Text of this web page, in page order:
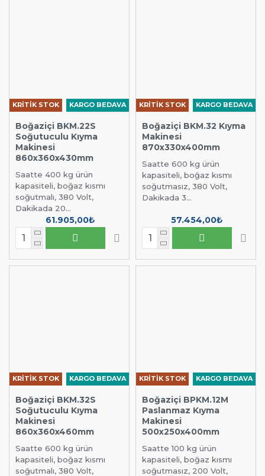
KARGO BEDAVA
KRİTİK STOK
Boğaziçi BKM.22S
Soğutuculu Kıyma
Makinesi
860x360x430mm
Saatte 400 kg ürün
kapasiteli, boğaz kısmı
soğutmalı, 380 Volt,
Dakikada 20...
61.905,00₺
KARGO BEDAVA
KRİTİK STOK
Boğaziçi BKM.32 Kıyma
Makinesi
870x330x400mm
Saatte 600 kg ürün
kapasiteli, boğaz kısmı
soğutmasız, 380 Volt,
Dakikada 3...
57.454,00₺
KARGO BEDAVA
KRİTİK STOK
Boğaziçi BKM.32S
Soğutuculu Kıyma
Makinesi
860x360x460mm
Saatte 600 kg ürün
kapasiteli, boğaz kısmı
soğutmalı, 380 Volt,
KARGO BEDAVA
KRİTİK STOK
Boğaziçi BPKM.12M
Paslanmaz Kıyma
Makinesi
500x250x400mm
Saatte 100 kg ürün
kapasiteli, boğaz kısmı
soğutmasız, 200 Volt,